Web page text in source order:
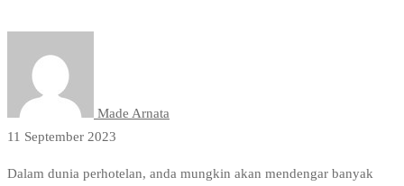
Made Arnata
11 September 2023
Dalam dunia perhotelan, anda mungkin akan mendengar banyak